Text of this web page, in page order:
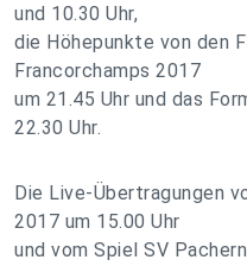
und 10.30 Uhr,
die Höhepunkte von den
Francorchamps 2017
um 21.45 Uhr und das
22.30 Uhr.
Die Live-Übertragungen
2017 um 15.00 Uhr
und vom Spiel SV